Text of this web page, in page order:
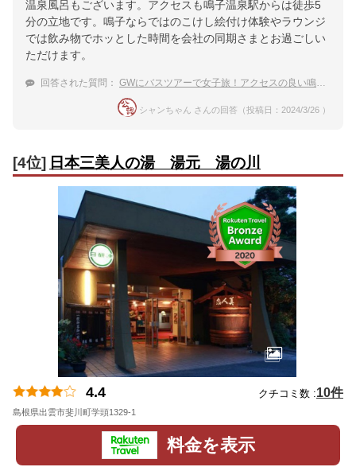
温泉風呂もございます。アクセスも鳴子温泉駅からは徒歩5
分の立地です。鳴子ならではのこけし絵付け体験やラウンジ
では飲み物でホッとした時間を会社の同期さまとお過ごしい
ただけます。
回答された質問： GWにバスツアーで女子旅！アクセスの良い鳴子温泉の宿を教えて
シャンちゃん さんの回答（投稿日：2024/3/26 ）
[4位] 日本三美人の湯 湯元 湯の川
4.4 クチコミ数 :10件
島根県出雲市斐川町学頭1329-1
料金を表示